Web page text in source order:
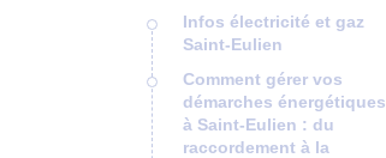
Infos électricité et gaz
Saint-Eulien
Comment gérer vos
démarches énergétiques
à Saint-Eulien : du
raccordement à la